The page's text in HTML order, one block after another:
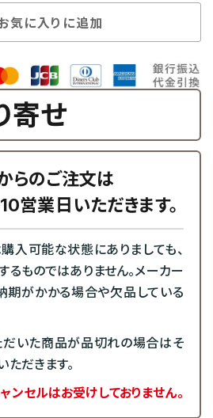
気に入りに追加
寄せ
らのご注文は
営業日いただきます。
入可能な状態にありましても、
るものではありません。メーカー
期がかかる場合や欠品している
いた商品が品切れの場合はそ
だきます。
セルはお受けしておりません。